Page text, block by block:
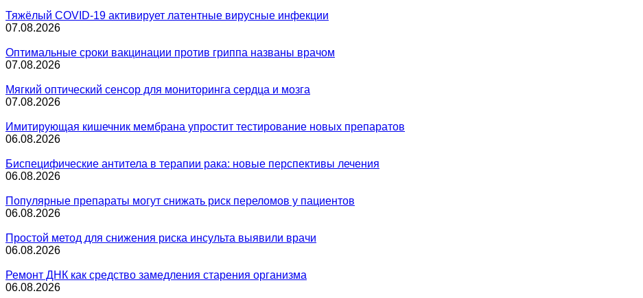
Тяжёлый COVID-19 активирует латентные вирусные инфекции
07.08.2026
Оптимальные сроки вакцинации против гриппа названы врачом
07.08.2026
Мягкий оптический сенсор для мониторинга сердца и мозга
07.08.2026
Имитирующая кишечник мембрана упростит тестирование новых препаратов
06.08.2026
Биспецифические антитела в терапии рака: новые перспективы лечения
06.08.2026
Популярные препараты могут снижать риск переломов у пациентов
06.08.2026
Простой метод для снижения риска инсульта выявили врачи
06.08.2026
Ремонт ДНК как средство замедления старения организма
06.08.2026